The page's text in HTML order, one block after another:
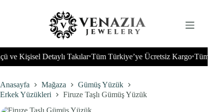
Detaylı Takılar•Tüm Türkiye’ye Ücretsiz Kargo•Tüm
Anasayfa Mağaza
Gümüş Yüzük
Erkek Yüzükleri
Firuze Taşlı Gümüş Yüzük